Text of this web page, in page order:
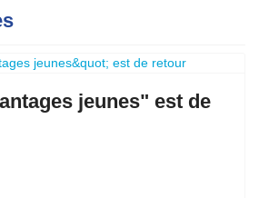
jeunes" est de